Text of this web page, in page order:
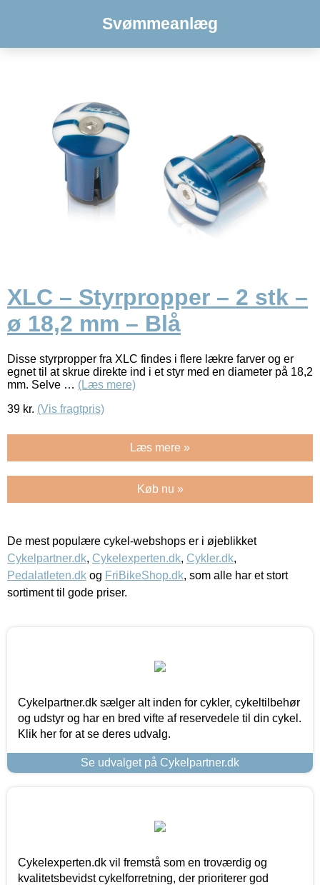
Svømmeanlæg
XLC – Styrpropper – 2 stk –
ø 18,2 mm – Blå
Disse styrpropper fra XLC findes i flere lækre farver og er
egnet til at skrue direkte ind i et styr med en diameter på 18,2
mm. Selve … (Læs mere)
39 kr. (Vis fragtpris)
Læs mere »
Køb nu »
De mest populære cykel-webshops er i øjeblikket
Cykelpartner.dk, Cykelexperten.dk, Cykler.dk,
Pedalatleten.dk og FriBikeShop.dk, som alle har et stort
sortiment til gode priser.
Cykelpartner.dk sælger alt inden for cykler, cykeltilbehør
og udstyr og har en bred vifte af reservedele til din cykel.
Klik her for at se deres udvalg.
Se udvalget på Cykelpartner.dk
Cykelexperten.dk vil fremstå som en troværdig og
kvalitetsbevidst cykelforretning, der prioriterer god